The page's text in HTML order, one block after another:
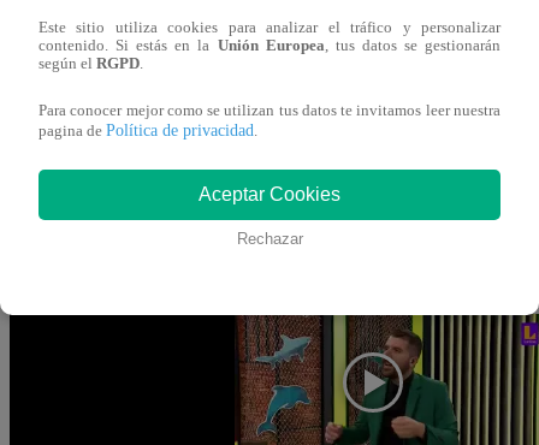
de la noche porque tienen una amistad cercana gracias a
En tanto, escogió las duplas de sus compañeros: El
Juan Carlos Rey de Castro, Christian Ysla con Nico
Este lunes 23 de octubre, se emite un nuevo episodio
Famosos”. Tilsa Lozano, Gino Pesaressi, Renato
Este sitio utiliza cookies para analizar el tráfico y personalizar
contenido. Si estás en la Unión Europea , tus datos se gestionarán
según el RGPD
Para conocer mejor como se utilizan tus datos te invitamos leer nuestra
pagina de Política de privacidad
Aceptar Cookies
Rechazar